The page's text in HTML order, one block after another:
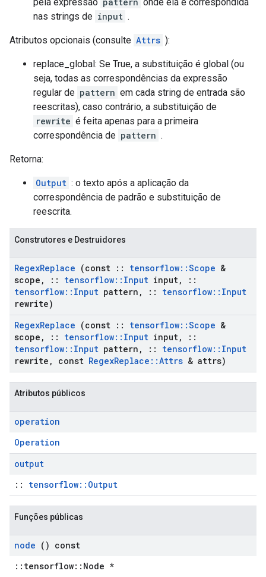
nas strings de input .
Atributos opcionais (consulte Attrs ):
replace_global: Se True, a substituição é global (ou
seja, todas as correspondências da expressão
regular de pattern em cada string de entrada são
reescritas), caso contrário, a substituição de
rewrite é feita apenas para a primeira
correspondência de pattern .
Retorna:
Output : o texto após a aplicação da
correspondência de padrão e substituição de
reescrita.
Construtores e Destruidores
RegexReplace (const :: tensorflow::Scope &
scope , :: tensorflow:: Input input,
::
tensorflow:: Input pattern , :: tensorflow:: Input
rewrite)
RegexReplace (const :: tensorflow::Scope &
scope , :: tensorflow:: Input input,
::
tensorflow:: Input pattern , :: tensorflow:: Input
rewrite , const RegexReplace ::Attrs & attrs)
Atributos públicos
operation
Operation
output
:: tensorflow::Output
Funções públicas
node () const
::tensorflow::Node *